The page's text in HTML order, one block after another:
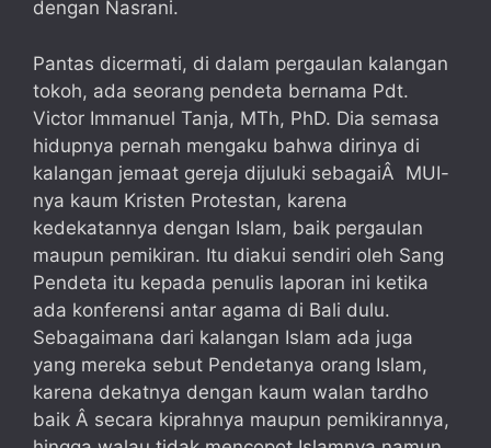
dengan Nasrani.
Pantas dicermati, di dalam pergaulan kalangan
tokoh, ada seorang pendeta bernama Pdt.
Victor Immanuel Tanja, MTh, PhD. Dia semasa
hidupnya pernah mengaku bahwa dirinya di
kalangan jemaat gereja dijuluki sebagaiÂ MUI-
nya kaum Kristen Protestan, karena
kedekatannya dengan Islam, baik pergaulan
maupun pemikiran. Itu diakui sendiri oleh Sang
Pendeta itu kepada penulis laporan ini ketika
ada konferensi antar agama di Bali dulu.
Sebagaimana dari kalangan Islam ada juga
yang mereka sebut Pendetanya orang Islam,
karena dekatnya dengan kaum walan tardho
baik Â secara kiprahnya maupun pemikirannya,